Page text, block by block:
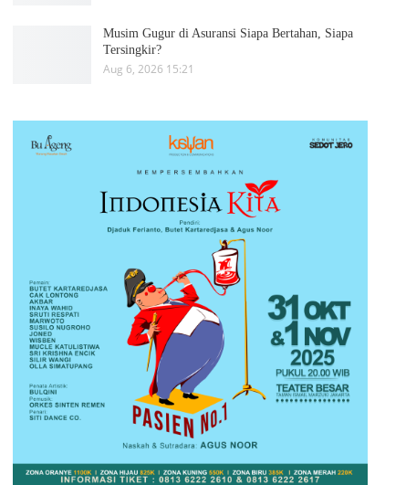
Musim Gugur di Asuransi Siapa Bertahan, Siapa
Tersingkir?
Aug 6, 2026 15:21